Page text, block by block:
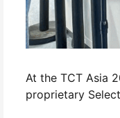
At the TCT Asia
proprietary